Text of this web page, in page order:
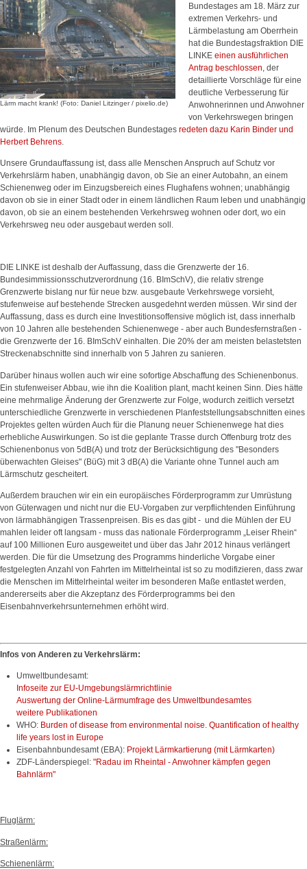
Lärm macht krank! (Foto: Daniel Litzinger / pixelio.de)
Bundestages am 18. März zur
extremen Verkehrs- und
Lärmbelastung am Oberrhein
hat die Bundestagsfraktion DIE
LINKEeinen ausführlichen
Antrag beschlossen , der
detaillierte Vorschläge für eine
deutliche Verbesserung für
Anwohnerinnen und Anwohner
von Verkehrswegen bringen
würde. Im Plenum des Deutschen Bundestages redeten dazu Karin Binder und
Herbert Behrens
Unsere Grundauffassung ist, dass alle Menschen Anspruch auf Schutz vor
Verkehrslärm haben, unabhängig davon, ob Sie an einer Autobahn, an einem
Schienenweg oder im Einzugsbereich eines Flughafens wohnen; unabhängig
davon ob sie in einer Stadt oder in einem ländlichen Raum leben und unabhängig
davon, ob sie an einem bestehenden Verkehrsweg wohnen oder dort, wo ein
Verkehrsweg neu oder ausgebaut werden soll.
DIE LINKE ist deshalb der Auffassung, dass die Grenzwerte der 16.
Bundesimmissionsschutzverordnung (16. BImSchV), die relativ strenge
Grenzwerte bislang nur für neue bzw. ausgebaute Verkehrswege vorsieht,
stufenweise auf bestehende Strecken ausgedehnt werden müssen. Wir sind der
Auffassung, dass es durch eine Investitionsoffensive möglich ist, dass innerhalb
von 10 Jahren alle bestehenden Schienenwege - aber auch Bundesfernstraßen -
die Grenzwerte der 16. BImSchV einhalten. Die 20% der am meisten belastetsten
Streckenabschnitte sind innerhalb von 5 Jahren zu sanieren.
Darüber hinaus wollen auch wir eine sofortige Abschaffung des Schienenbonus.
Ein stufenweiser Abbau, wie ihn die Koalition plant, macht keinen Sinn. Dies hätte
eine mehrmalige Änderung der Grenzwerte zur Folge, wodurch zeitlich versetzt
unterschiedliche Grenzwerte in verschiedenen Planfeststellungsabschnitten eines
Projektes gelten würden Auch für die Planung neuer Schienenwege hat dies
erhebliche Auswirkungen. So ist die geplante Trasse durch Offenburg trotz des
Schienenbonus von 5dB(A) und trotz der Berücksichtigung des "Besonders
überwachten Gleises" (BüG) mit 3 dB(A) die Variante ohne Tunnel auch am
Lärmschutz gescheitert.
Außerdem brauchen wir ein ein europäisches Förderprogramm zur Umrüstung
von Güterwagen und nicht nur die EU-Vorgaben zur verpflichtenden Einführung
von lärmabhängigen Trassenpreisen. Bis es das gibt - und die Mühlen der EU
mahlen leider oft langsam - muss das nationale Förderprogramm „Leiser Rhein“
auf 100 Millionen Euro ausgeweitet und über das Jahr 2012 hinaus verlängert
werden. Die für die Umsetzung des Programms hinderliche Vorgabe einer
festgelegten Anzahl von Fahrten im Mittelrheintal ist so zu modifizieren, dass zwar
die Menschen im Mittelrheintal weiter im besonderen Maße entlastet werden,
andererseits aber die Akzeptanz des Förderprogramms bei den
Eisenbahnverkehrsunternehmen erhöht wird.
Infos von Anderen zu Verkehrslärm:
Umweltbundesamt:
Infoseite zur EU-Umgebungslärmrichtlinie
Auswertung der Online-Lärmumfrage des Umweltbundesamtes
weitere Publikationen
WHO: Burden of disease from environmental noise. Quantification of healthy
life years lost in Europe
Eisenbahnbundesamt (EBA): Projekt Lärmkartierung (mit Lärmkarten)
ZDF-Länderspiegel: "Radau im Rheintal -Anwohner kämpfen gegen
Bahnlärm"
Fluglärm:
Straßenlärm:
Schienenlärm: